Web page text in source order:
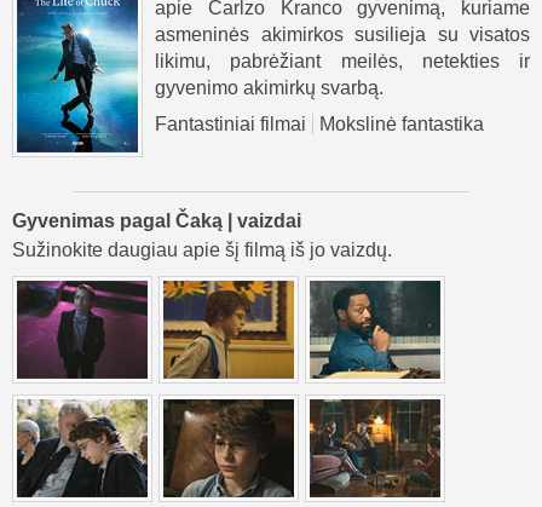
apie Čarlzo Kranco gyvenimą, kuriame
asmeninės akimirkos susilieja su visatos
likimu, pabrėžiant meilės, netekties ir
gyvenimo akimirkų svarbą.
Fantastiniai filmai
Mokslinė fantastika
Gyvenimas pagal Čaką | vaizdai
Sužinokite daugiau apie šį filmą iš jo vaizdų.